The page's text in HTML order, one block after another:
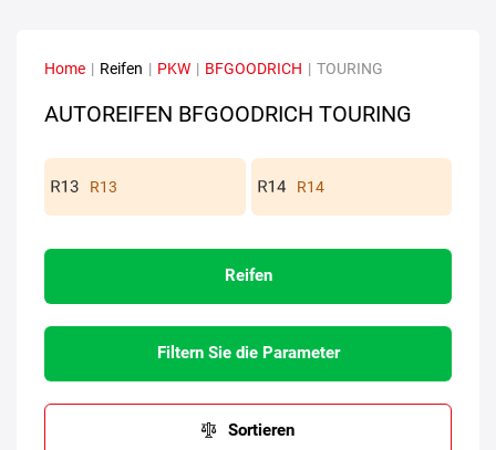
Home | Reifen | PKW | BFGOODRICH | TOURING
AUTOREIFEN BFGOODRICH TOURING
R13 R14
Reifen
Filtern Sie die Parameter
Sortieren